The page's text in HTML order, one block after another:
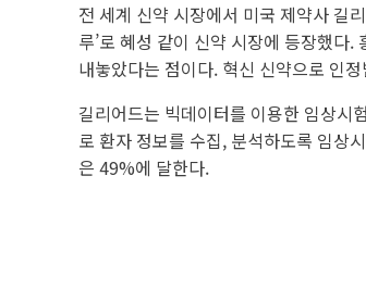
전 세계 신약 시장에서 미국 제약사 길
루’로 혜성 같이 신약 시장에 등장했다
내놓았다는 점이다. 혁신 신약으로 인
길리어드는 빅데이터를 이용한 임상시
로 환자 정보를 수집, 분석하도록 임상
은 49%에 달한다.